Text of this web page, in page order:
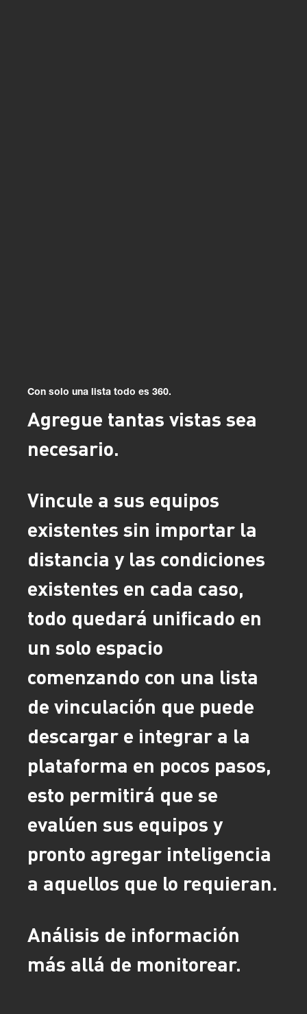
Con solo una lista todo es 360.
Agregue tantas vistas sea
necesario.
Vincule a sus equipos
existentes sin importar la
distancia y las condiciones
existentes en cada caso,
todo quedará unificado en
un solo espacio
comenzando con una lista
de vinculación que puede
descargar e integrar a la
plataforma en pocos pasos,
esto permitirá que se
evalúen sus equipos y
pronto agregar inteligencia
a aquellos que lo requieran.
Análisis de información
más allá de monitorear.